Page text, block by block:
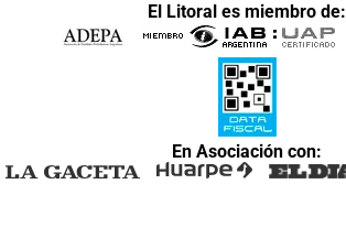
El Litoral es miembro de:
En Asociación con: